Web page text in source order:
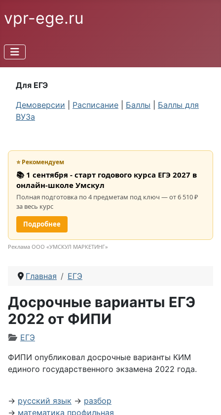
vpr-ege.ru
Для ЕГЭ
Демоверсии
Расписание Баллы
Баллы для
ВУЗа
⭐ Рекомендуем
📚 1 сентября - старт годового курса ЕГЭ 2027 в
онлайн-школе Умскул
Полная подготовка по 4 предметам под ключ — от 6 510 ₽
за весь курс
Подробнее
Реклама ООО «УМСКУЛ МАРКЕТИНГ»
Главная ЕГЭ
Досрочные варианты ЕГЭ
2022 от ФИПИ
Информация о материале
ЕГЭ
ФИПИ опубликовал досрочные варианты КИМ
единого государственного экзамена 2022 года.
→ русский язык → разбор
→ математика профильная